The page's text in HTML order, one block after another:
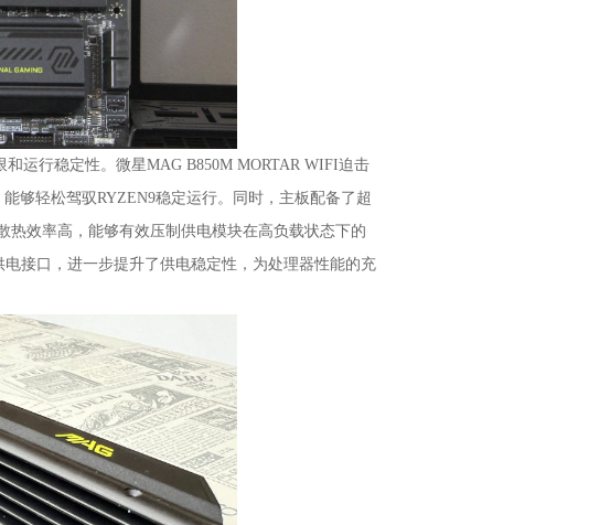
行稳定性。微星MAG B850M MORTAR WIFI迫击
够轻松驾驭RYZEN9稳定运行。同时，主板配备了超
效率高，能够有效压制供电模块在高负载状态下的
接口，进一步提升了供电稳定性，为处理器性能的充